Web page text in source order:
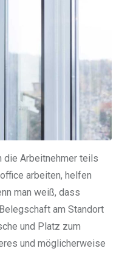
die Arbeitnehmer teils
arbeiten, helfen
man weiß, dass
am Standort
und Platz zum
und möglicherweise